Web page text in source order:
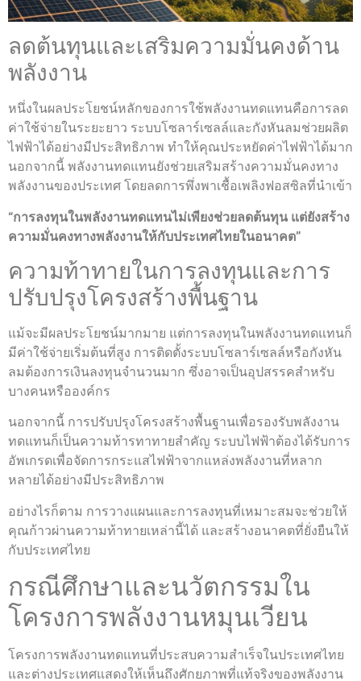
ลดต้นทุนและเสริมความมั่นคงด้าน
พลังงาน
หนึ่งในผลประโยชน์หลักของการใช้พลังงานทดแทนคือการลด
ค่าใช้จ่ายในระยะยาว ระบบโซลาร์เซลล์และกังหันลมช่วยผลิต
ไฟฟ้าได้อย่างมีประสิทธิภาพ ทำให้คุณประหยัดค่าไฟฟ้าได้มาก
นอกจากนี้ พลังงานทดแทนยังช่วยเสริมสร้างความมั่นคงทาง
พลังงานของประเทศ โดยลดการพึ่งพาเชื้อเพลิงฟอสซิลที่นำเข้า
“การลงทุนในพลังงานทดแทนไม่เพียงช่วยลดต้นทุน แต่ยังสร้าง
ความมั่นคงทางพลังงานให้กับประเทศไทยในอนาคต”
ความท้าทายในการลงทุนและการ
ปรับปรุงโครงสร้างพื้นฐาน
แม้จะมีผลประโยชน์มากมาย แต่การลงทุนในพลังงานทดแทนก็
มีค่าใช้จ่ายเริ่มต้นที่สูง การติดตั้งระบบโซลาร์เซลล์หรือกังหัน
ลมต้องการเงินลงทุนจำนวนมาก ซึ่งอาจเป็นอุปสรรคสำหรับ
บางคนหรือองค์กร
นอกจากนี้ การปรับปรุงโครงสร้างพื้นฐานเพื่อรองรับพลังงาน
ทดแทนก็เป็นความท้ารทาทายสำคัญ ระบบไฟฟ้าต้องได้รับการ
อัพเกรดเพื่อจัดการกระแสไฟฟ้าจากแหล่งพลังงานที่หลาก
หลายได้อย่างมีประสิทธิภาพ
อย่างไรก็ตาม การวางแผนและการลงทุนที่เหมาะสมจะช่วยให้
คุณก้าวผ่านความท้าทายเหล่านี้ได้ และสร้างอนาคตที่ยั่งยืนให้
กับประเทศไทย
กรณีศึกษาและนวัตกรรมใน
โครงการพลังงานหมุนเวียน
โครงการพลังงานทดแทนที่ประสบความสำเร็จในประเทศไทย
และต่างประเทศแสดงให้เห็นถึงศักยภาพที่แท้จริงของพลังงาน